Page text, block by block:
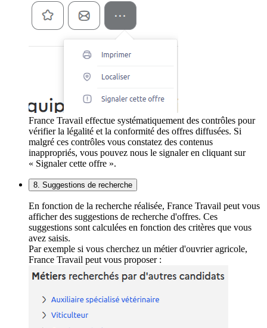
France Travail effectue systématiquement des contrôles pour
vérifier la légalité et la conformité des offres diffusées. Si
malgré ces contrôles vous constatez des contenus
inappropriés, vous pouvez nous le signaler en cliquant sur
« Signaler cette offre ».
8. Suggestions de recherche
En fonction de la recherche réalisée, France Travail peut vous
afficher des suggestions de recherche d'offres. Ces
suggestions sont calculées en fonction des critères que vous
avez saisis.
Par exemple si vous cherchez un métier d'ouvrier agricole,
France Travail peut vous proposer :